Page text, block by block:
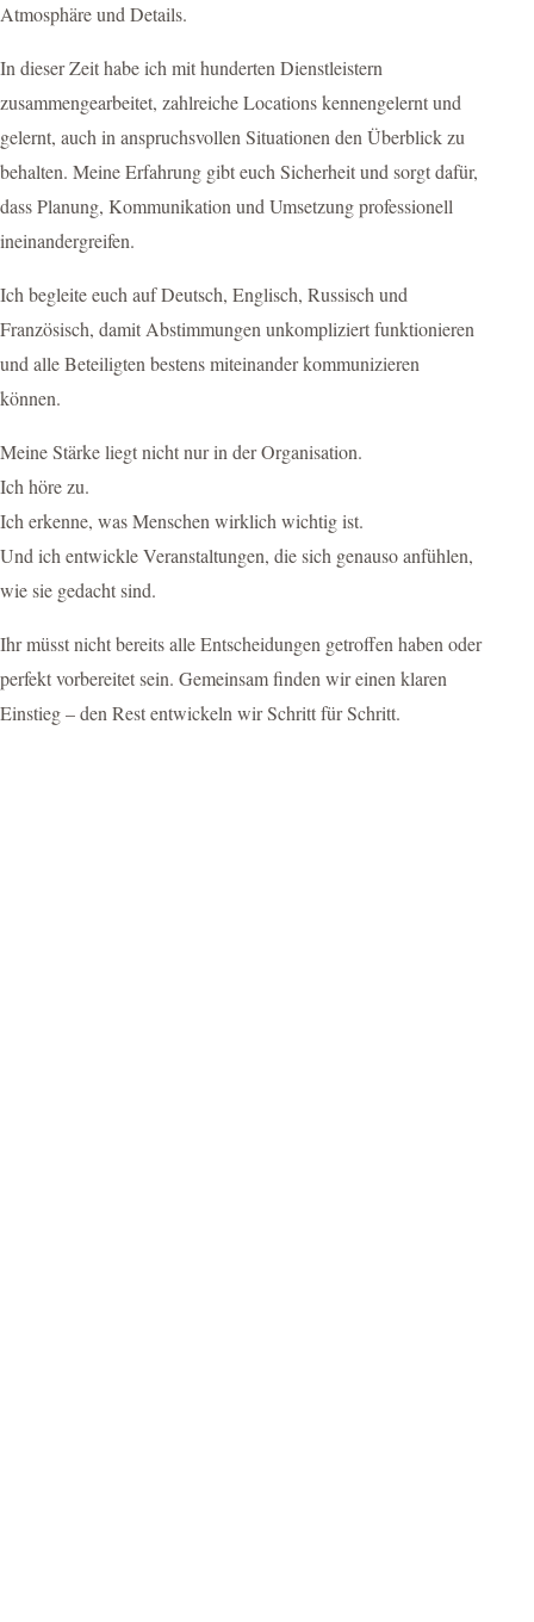
Atmosphäre und Details.
In dieser Zeit habe ich mit hunderten Dienstleistern
zusammengearbeitet, zahlreiche Locations kennengelernt und
gelernt, auch in anspruchsvollen Situationen den Überblick zu
behalten. Meine Erfahrung gibt euch Sicherheit und sorgt dafür,
dass Planung, Kommunikation und Umsetzung professionell
ineinandergreifen.
Ich begleite euch auf Deutsch, Englisch, Russisch und
Französisch, damit Abstimmungen unkompliziert funktionieren
und alle Beteiligten bestens miteinander kommunizieren
können.
Meine Stärke liegt nicht nur in der Organisation.
Ich höre zu.
Ich erkenne, was Menschen wirklich wichtig ist.
Und ich entwickle Veranstaltungen, die sich genauso anfühlen,
wie sie gedacht sind.
Ihr müsst nicht bereits alle Entscheidungen getroffen haben oder
perfekt vorbereitet sein. Gemeinsam finden wir einen klaren
Einstieg – den Rest entwickeln wir Schritt für Schritt.